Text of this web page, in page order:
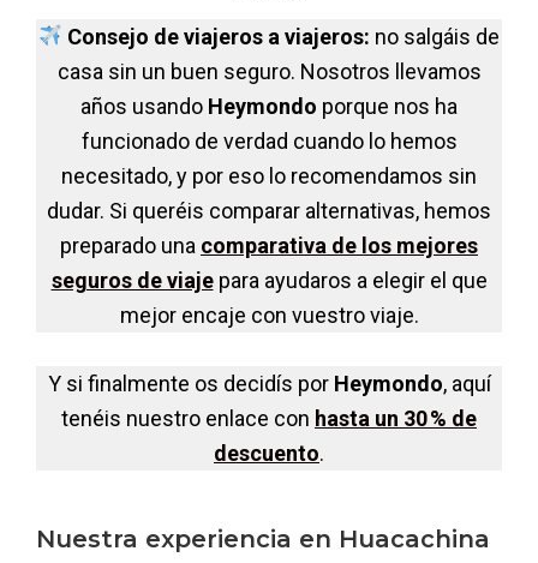
Consejo de viajeros a viajeros: no salgáis de
casa sin un buen seguro. Nosotros llevamos
años usando Heymondo porque nos ha
funcionado de verdad cuando lo hemos
necesitado, y por eso lo recomendamos sin
dudar. Si queréis comparar alternativas, hemos
preparado una comparativa de los mejores
seguros de viajepara ayudaros a elegir el que
mejor encaje con vuestro viaje.
Y si finalmente os decidís por Heymondo, aquí
tenéis nuestro enlace con hasta un 30 % de
descuento.
Nuestra experiencia en Huacachina